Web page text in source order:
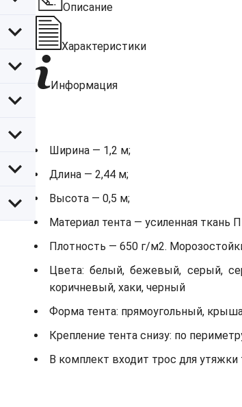
Описание
Характеристики
Информация
Ширина — 1,2 м;
Длина — 2,44 м;
Высота — 0,5 м;
Материал тента — усиленная ткань
Плотность — 650 г/м2.
Цвета: белый, бежевый, серый,
коричневый, хаки, черный
Форма тента: прямоугольный,
Крепление тента снизу: по
В комплект входит трос для утяжки